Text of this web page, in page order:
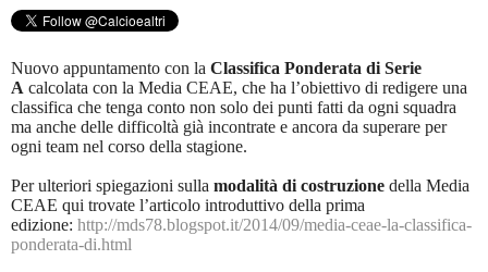
Nuovo appuntamento con la Classifica Ponderata di Serie
A calcolata con la Media CEAE, che ha l’obiettivo di redigere una
classifica che tenga conto non solo dei punti fatti da ogni squadra
ma anche delle difficoltà già incontrate e ancora da superare per
ogni team nel corso della stagione.
Per ulteriori spiegazioni sulla modalità di costruzione della Media
CEAE qui trovate l’articolo introduttivo della prima
edizione: http://mds78.blogspot.it/2014/09/media-ceae-la-classifica-
ponderata-di.html